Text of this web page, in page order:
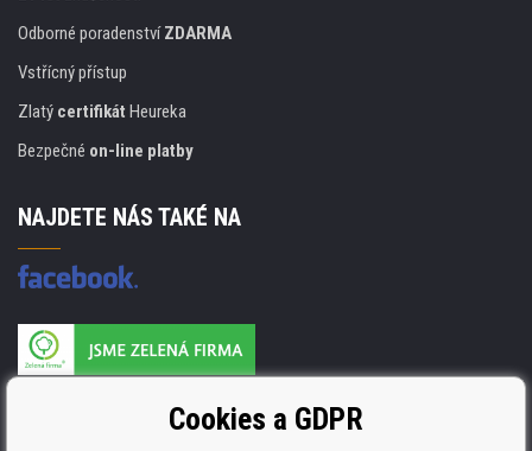
Odborné poradenstvíZDARMA
Vstřícný přístup
Zlatý certifikát Heureka
Bezpečné on-line platby
NAJDETE NÁS TAKÉ NA
ISO 9001. ISO 14001 a STMC.Cookies a GDPR